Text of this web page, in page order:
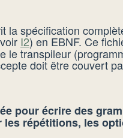
la spécification
I2) en EBNF. Ce
le transpileur
doit être couvert
pour écrire des
répétitions, les